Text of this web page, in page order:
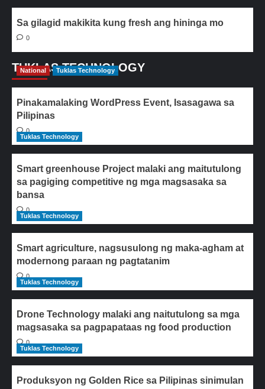
Sa gilagid makikita kung fresh ang hininga mo
0
TUKLAS TECHNOLOGY
National Tuklas Technology
Pinakamalaking WordPress Event, Isasagawa sa
Pilipinas
0
Tuklas Technology
Smart greenhouse Project malaki ang maitutulong
sa pagiging competitive ng mga magsasaka sa
bansa
0
Tuklas Technology
Smart agriculture, nagsusulong ng maka-agham at
modernong paraan ng pagtatanim
0
Tuklas Technology
Drone Technology malaki ang naitutulong sa mga
magsasaka sa pagpapataas ng food production
0
Tuklas Technology
Produksyon ng Golden Rice sa Pilipinas sinimulan